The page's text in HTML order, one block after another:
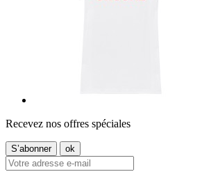
Recevez nos offres spéciales